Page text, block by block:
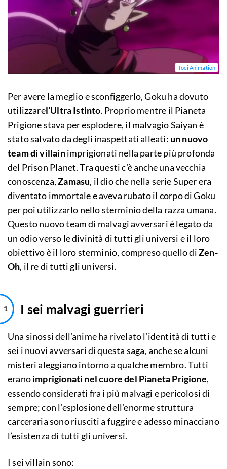
Toei Animation
Per avere la meglio e sconfiggerlo, Goku ha dovuto
utilizzarel’Ultra Istinto. Proprio mentre il Pianeta
Prigione stava per esplodere, il malvagio Saiyan è
stato salvato da degli inaspettati alleati: un nuovo
team di villainimprigionati nella parte più profonda
del Prison Planet. Tra questi c’è anche una vecchia
conoscenza,Zamasu, il dio che nella serie Super era
diventato immortale e aveva rubato il corpo di Goku
per poi utilizzarlo nello sterminio della razza umana.
Questo nuovo team di malvagi avversari è legato da
un odio verso le divinità di tutti gli universi e il loro
obiettivo è il loro sterminio, compreso quello diZen-
Oh, il re di tutti gli universi.
I sei malvagi guerrieri
Una sinossi dell’anime ha rivelato l’identità di tutti e
sei i nuovi avversari di questa saga, anche se alcuni
misteri aleggiano intorno a qualche membro. Tutti
eranoimprigionati nel cuore del Pianeta Prigione,
essendo considerati fra i più malvagi e pericolosi di
sempre; con l’esplosione dell’enorme struttura
carceraria sono riusciti a fuggire e adesso minacciano
l’esistenza di tutti gli universi.
I sei villain sono: